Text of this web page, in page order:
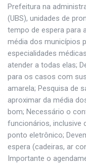
Prefeitura na
(UBS), unidades de
tempo de espera para
média dos municípios
especialidades
atender a todas elas;
para os casos com
amarela; Pesquisa de
aproximar da média
bom; Necessário o
funcionários, inclusive
ponto eletrônico;
espera (cadeiras, ar
Importante o